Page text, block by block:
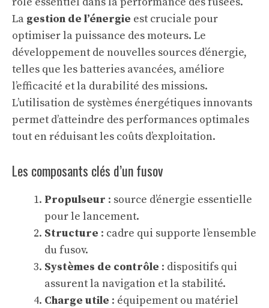
La gestion de l’énergie est cruciale pour
optimiser la puissance des moteurs. Le
développement de nouvelles sources d’énergie,
telles que les batteries avancées, améliore
l’efficacité et la durabilité des missions.
L’utilisation de systèmes énergétiques innovants
permet d’atteindre des performances optimales
tout en réduisant les coûts d’exploitation.
Les composants clés d’un fusov
Propulseur : source d’énergie essentielle
pour le lancement.
Structure : cadre qui supporte l’ensemble
du fusov.
Systèmes de contrôle : dispositifs qui
assurent la navigation et la stabilité.
Charge utile : équipement ou matériel